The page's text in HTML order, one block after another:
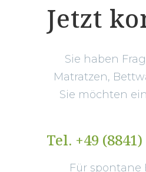
Jetzt
Sie haben
Matratzen,
Sie möchten
Tel. +49 (8841)
Für